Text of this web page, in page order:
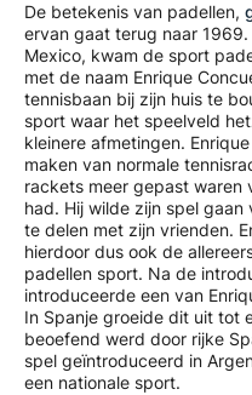
De betekenis van padellen,
ervan gaat terug naar
Mexico, kwam de sport
met de naam Enrique
tennisbaan bij zijn huis te
sport waar het speelveld
kleinere afmetingen.
maken van normale
rackets meer gepast waren
had. Hij wilde zijn spel
te delen met zijn vrienden.
hierdoor dus ook de
padellen sport. Na de
introduceerde een van
In Spanje groeide dit uit tot
beoefend werd door rijke
spel geïntroduceerd in
een nationale sport.